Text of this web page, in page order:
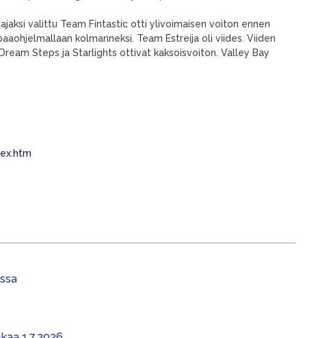
valittu Team Fintastic otti ylivoimaisen voiton ennen
kolmanneksi. Team Estreija oli viides. Viiden
Steps ja Starlights ottivat kaksoisvoiton. Valley Bay